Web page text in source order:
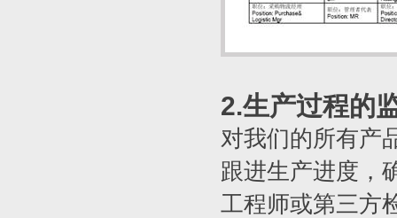
2.生产过程的
对我们的所有产
跟进生产进度，
工程师或第三方